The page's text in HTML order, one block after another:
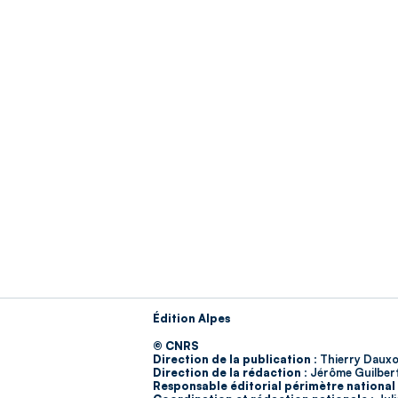
Édition Alpes
© CNRS
Direction de la publication : Thierry
Direction de la rédaction : Jérôme
Responsable éditorial périmètre national